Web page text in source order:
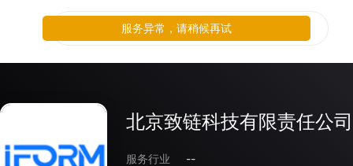
北京致链科技有限责任公司
服务行业
--
服务异常，请稍候再试